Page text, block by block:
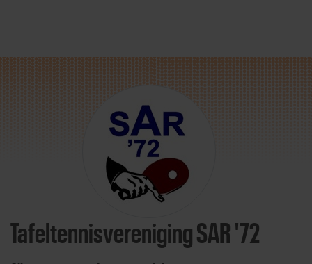
Direct door naar content
Tafeltennisvereniging SAR '72